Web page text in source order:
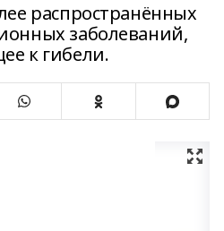
распространённых
заболеваний,
к гибели.